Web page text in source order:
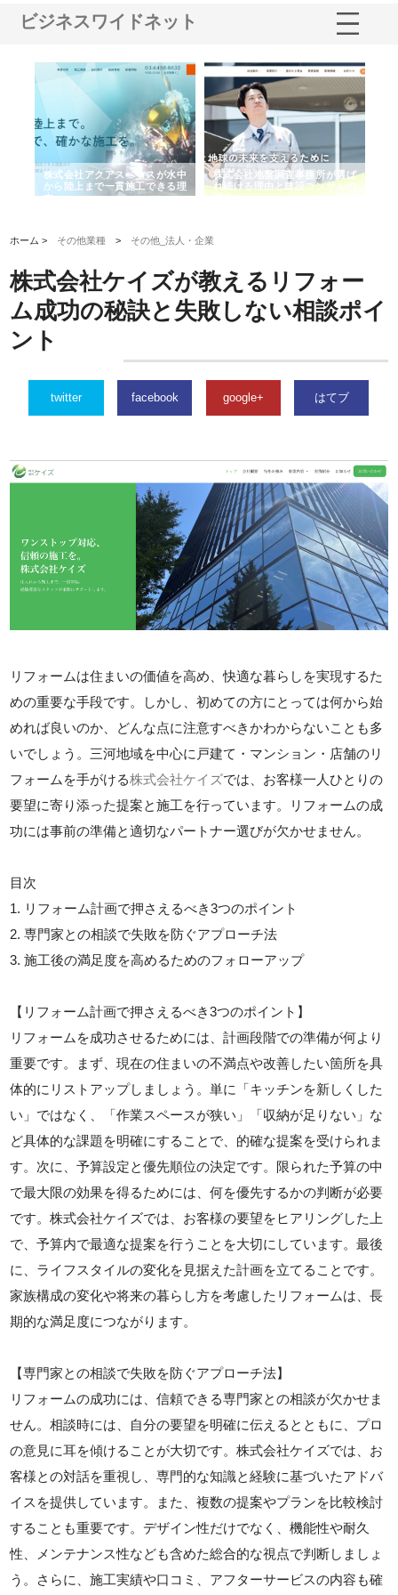
ビジネスワイドネット
株式会社アクアスペースが水中
から陸上まで一貫施工できる理
由
株式会社地盤調査事務所が選ば
れ続ける理由と建設コンサルの
強み
ホーム > その他業種 > その他_法人・企業
株式会社ケイズが教えるリフォー
ム成功の秘訣と失敗しない相談ポイ
ント
twitter facebook google+ はてブ
リフォームは住まいの価値を高め、快適な暮らしを実現するた
めの重要な手段です。しかし、初めての方にとっては何から始
めれば良いのか、どんな点に注意すべきかわからないことも多
いでしょう。三河地域を中心に戸建て・マンション・店舗のリ
フォームを手がける株式会社ケイズでは、お客様一人ひとりの
要望に寄り添った提案と施工を行っています。リフォームの成
功には事前の準備と適切なパートナー選びが欠かせません。
目次
1. リフォーム計画で押さえるべき3つのポイント
2. 専門家との相談で失敗を防ぐアプローチ法
3. 施工後の満足度を高めるためのフォローアップ
【リフォーム計画で押さえるべき3つのポイント】
リフォームを成功させるためには、計画段階での準備が何より
重要です。まず、現在の住まいの不満点や改善したい箇所を具
体的にリストアップしましょう。単に「キッチンを新しくした
い」ではなく、「作業スペースが狭い」「収納が足りない」な
ど具体的な課題を明確にすることで、的確な提案を受けられま
す。次に、予算設定と優先順位の決定です。限られた予算の中
で最大限の効果を得るためには、何を優先するかの判断が必要
です。株式会社ケイズでは、お客様の要望をヒアリングした上
で、予算内で最適な提案を行うことを大切にしています。最後
に、ライフスタイルの変化を見据えた計画を立てることです。
家族構成の変化や将来の暮らし方を考慮したリフォームは、長
期的な満足度につながります。
【専門家との相談で失敗を防ぐアプローチ法】
リフォームの成功には、信頼できる専門家との相談が欠かせま
せん。相談時には、自分の要望を明確に伝えるとともに、プロ
の意見に耳を傾けることが大切です。株式会社ケイズでは、お
客様との対話を重視し、専門的な知識と経験に基づいたアドバ
イスを提供しています。また、複数の提案やプランを比較検討
することも重要です。デザイン性だけでなく、機能性や耐久
性、メンテナンス性なども含めた総合的な視点で判断しましょ
う。さらに、施工実績や口コミ、アフターサービスの内容も確